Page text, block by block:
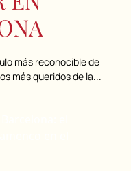
más reconocible de
más queridos de la...